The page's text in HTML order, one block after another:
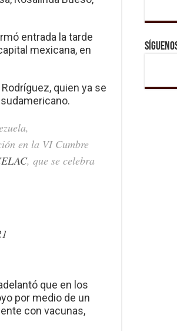
entrada la tarde
mexicana, en
quien ya se
en la VI Cumbre
, que se celebra
que en los
por medio de un
con vacunas,